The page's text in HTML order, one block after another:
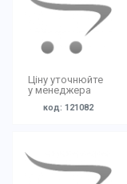
Ціну уточнюйте
у менеджера
код: 121082